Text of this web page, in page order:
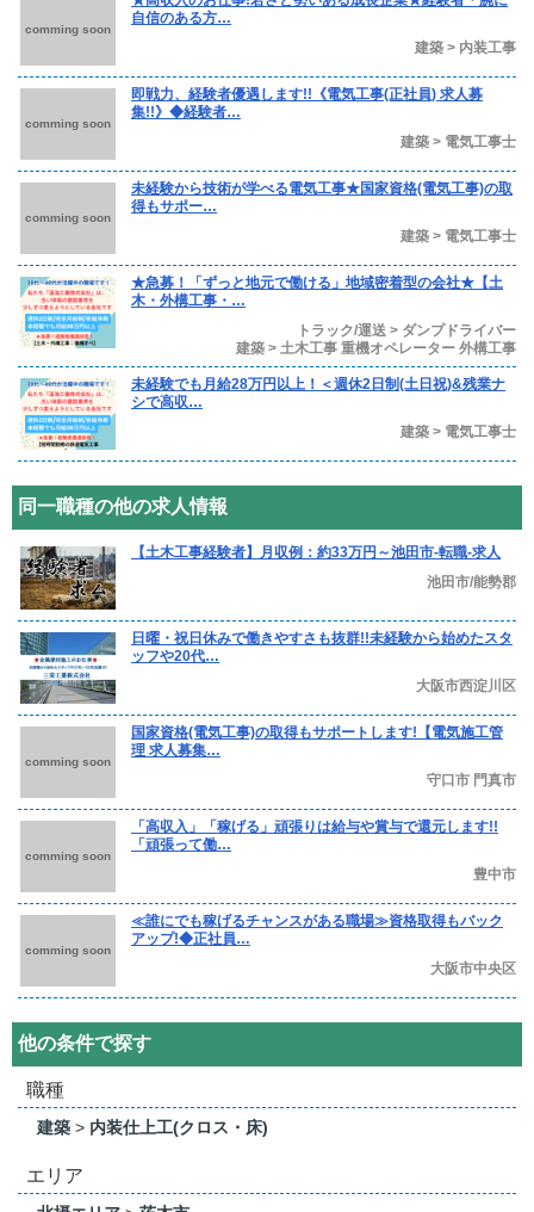
comming soon
自信のある方…
建築 > 内装工事
comming soon
即戦力、経験者優遇します!!《電気工事(正社員) 求人募
集!!》◆経験者…
建築 > 電気工事士
comming soon
未経験から技術が学べる電気工事★国家資格(電気工事)の取
得もサポー…
建築 > 電気工事士
★急募！「ずっと地元で働ける」地域密着型の会社★【土
木・外構工事・…
トラック/運送 > ダンプドライバー
建築 > 土木工事 重機オペレーター 外構工事
未経験でも月給28万円以上！＜週休2日制(土日祝)&残業ナ
シで高収…
建築 > 電気工事士
同一職種の他の求人情報
【土木工事経験者】月収例：約33万円～池田市-転職-求人
池田市/能勢郡
日曜・祝日休みで働きやすさも抜群!!未経験から始めたスタ
ッフや20代…
大阪市西淀川区
comming soon
国家資格(電気工事)の取得もサポートします!【電気施工管
理 求人募集…
守口市 門真市
comming soon
「高収入」「稼げる」頑張りは給与や賞与で還元します!!
「頑張って働…
豊中市
comming soon
≪誰にでも稼げるチャンスがある職場≫資格取得もバック
アップ!◆正社員…
大阪市中央区
他の条件で探す
職種
建築 > 内装仕上工(クロス・床)
エリア